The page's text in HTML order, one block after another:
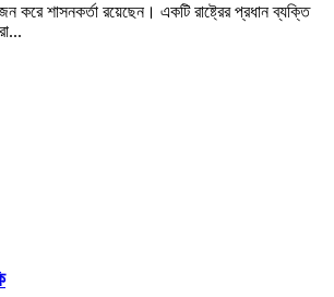
করে শাসনকর্তা রয়েছেন। একটি রাষ্ট্রের প্রধান ব্যক্তি